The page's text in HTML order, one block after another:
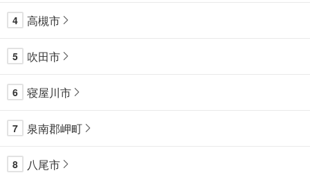
4 高槻市
5 吹田市
6 寝屋川市
7 泉南郡岬町
8 八尾市